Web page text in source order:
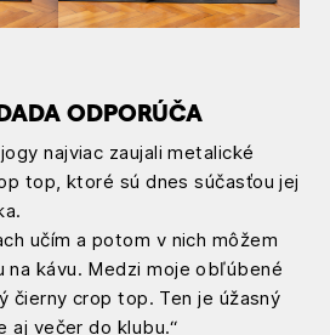
ODPORÚČA
najviac zaujali metalické
top, ktoré sú dnes súčasťou jej
učím a potom v nich môžem
na kávu. Medzi moje obľúbené
čierny crop top. Ten je úžasný
aj večer do klubu.“